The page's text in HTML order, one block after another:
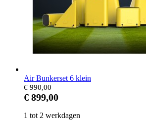
Air Bunkerset 6 klein
€ 990,00
€ 899,00
1 tot 2 werkdagen